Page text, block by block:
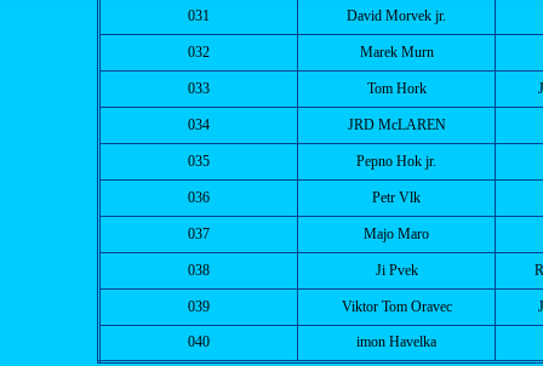
031 David Morvek jr.
032 Marek Murn
033 Tom Hork
034 JRD McLAREN
035 Pepno Hok jr.
036 Petr Vlk
037 Majo Maro
038 Ji Pvek
039 Viktor Tom Oravec
040 imon Havelka